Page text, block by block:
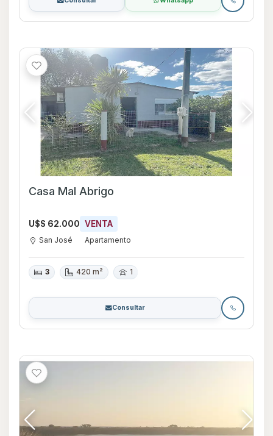
Casa Mal Abrigo
U$S 62.000 VENTA
San José Apartamento
3 420 m² 1
Consultar